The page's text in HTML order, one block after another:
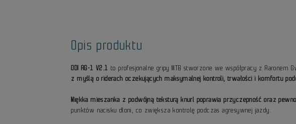
Opis produktu
ODI AG-1 V2.1 to profesjonalne gripy MTB stworzone we współpracy z
z myślą o riderach oczekujących maksymalnej kontroli, trwałości i komfortu
Miękka mieszanka z podwójną teksturą knurl poprawia przyczepność oraz
punktów nacisku dłoni, co zwiększa kontrolę podczas agresywnej jazdy.